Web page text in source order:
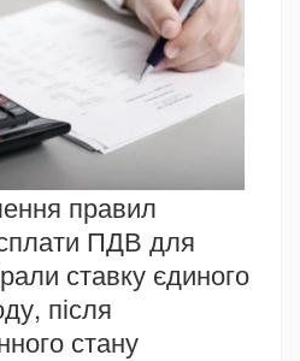
правил
ПДВ для
ставку єдиного
після
стану